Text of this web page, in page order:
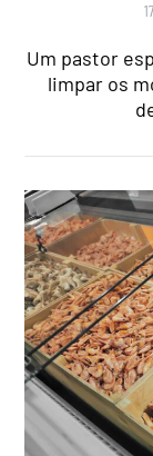
Um pastor
limpar os